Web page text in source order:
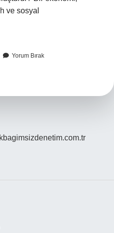
ve sosyal
Yorum Bırak